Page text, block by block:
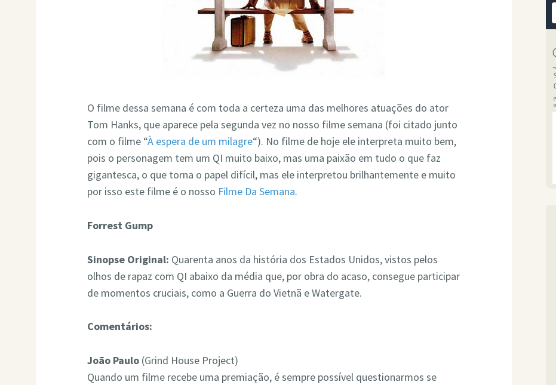
O filme dessa semana é com toda a certeza uma das melhores atuações do ator
Tom Hanks, que aparece pela segunda vez no nosso filme semana (foi citado junto
com o filme “À espera de um milagre“). No filme de hoje ele interpreta muito bem,
pois o personagem tem um QI muito baixo, mas uma paixão em tudo o que faz
gigantesca, o que torna o papel difícil, mas ele interpretou brilhantemente e muito
por isso este filme é o nosso Filme Da Semana.
Forrest Gump
Sinopse Original: Quarenta anos da história dos Estados Unidos, vistos pelos
olhos de rapaz com QI abaixo da média que, por obra do acaso, consegue participar
de momentos cruciais, como a Guerra do Vietnã e Watergate.
Comentários:
João Paulo (Grind House Project)
Quando um filme recebe uma premiação, é sempre possível questionarmos se